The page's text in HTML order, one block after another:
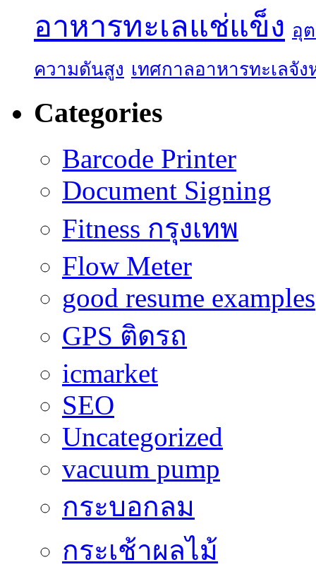
อาหารทะเลแช่แข็ง อุ
ความดันสูง เทศกาลอาหารทะเลจั
Categories
Barcode Printer
Document Signing
Fitness กรุงเทพ
Flow Meter
good resume examples
GPS ติดรถ
icmarket
SEO
Uncategorized
vacuum pump
กระบอกลม
กระเช้าผลไม้